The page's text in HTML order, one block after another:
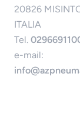
20826
ITALIA
Tel.
e-mail: